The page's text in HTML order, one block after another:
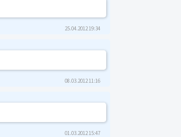
25.04.2012 19:34
08.03.2012 11:16
01.03.2012 15:47